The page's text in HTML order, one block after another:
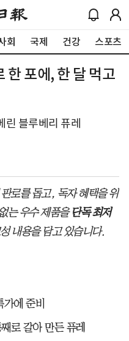
회 국제 건강 스포츠
한 포에, 한 달 먹고
블루베리 퓨레
로를 돕고, 독자 혜택을 위
는 우수 제품을 단독 최저
내용을 담고 있습니다.
에 준비
로 갈아 만든 퓨레